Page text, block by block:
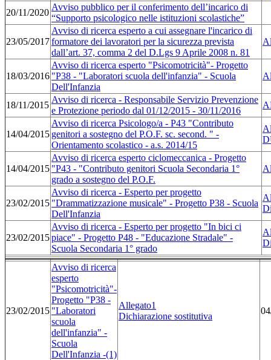
20/11/2020
Avviso pubblico per il conferimento dell’incarico di
“Supporto psicologico nelle istituzioni scolastiche”
23/05/2017
Avviso di ricerca esperto a cui assegnare l'incarico di
formatore dei lavoratori per la sicurezza prevista
dall’art. 37, comma 2 del D.Lgs 9 Aprile 2008 n. 81
18/03/2016
Avviso di ricerca esperto "Psicomotricità"- Progetto
"P38 - "Laboratori scuola dell'infanzia" - Scuola
Dell'Infanzia
18/11/2015
Avviso di ricerca - Responsabile Servizio Prevenzione
e Protezione periodo dal 01/12/2015 - 30/11/2016
14/04/2015
Avviso di ricerca Psicologo/a - P43 "Contributo
genitori a sostegno del P.O.F. sc. second. " -
Orientamento scolastico - a.s. 2014/15
14/04/2015
Avviso di ricerca esperto ciclomeccanica - Progetto
"P43 - "Contributo genitori Scuola Secondaria 1°
grado a sostegno del P.O.F.
23/02/2015
Avviso di ricerca - Esperto per progetto
"Drammatizzazione musicale" - Progetto P38 - Scuola
Dell'Infanzia
23/02/2015
Avviso di ricerca - Esperto per progetto "In bici ci
piace" - Progetto P48 - "Educazione Stradale" -
Scuola Secondaria 1° grado
23/02/2015
Avviso di ricerca
esperto
"Psicomotricità"-
Progetto "P38 -
"Laboratori
scuola
dell'infanzia" -
Scuola
Dell'Infanzia -(1)
Allegato1
Dichiarazione sostitutiva